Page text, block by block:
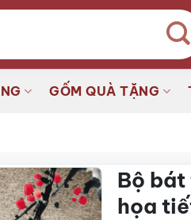
GỐM QUÀ TẶNG
Bộ bát
họa